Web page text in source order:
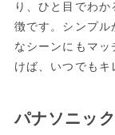
り、ひと目でわ
徴です。シンプル
なシーンにもマ
けば、いつでもキ
パナソニッ